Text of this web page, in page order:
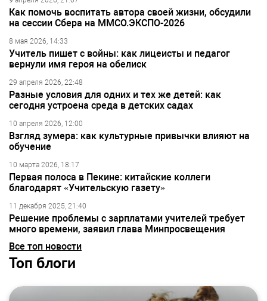
Как помочь воспитать автора своей жизни, обсудили
на сессии Сбера на ММСО.ЭКСПО-2026
8 мая 2026, 14:33
Учитель пишет с войны: как лицеисты и педагог
вернули имя героя на обелиск
29 апреля 2026, 22:48
Разные условия для одних и тех же детей: как
сегодня устроена среда в детских садах
10 апреля 2026, 12:00
Взгляд зумера: как культурные привычки влияют на
обучение
10 марта 2026, 18:17
Первая полоса в Пекине: китайские коллеги
благодарят «Учительскую газету»
11 декабря 2025, 21:40
Решение проблемы с зарплатами учителей требует
много времени, заявил глава Минпросвещения
Все топ новости
Топ блоги